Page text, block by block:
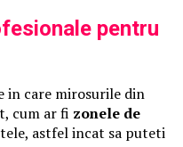
pentru
care mirosurile din
cum ar fi zonele de
astfel incat sa puteti